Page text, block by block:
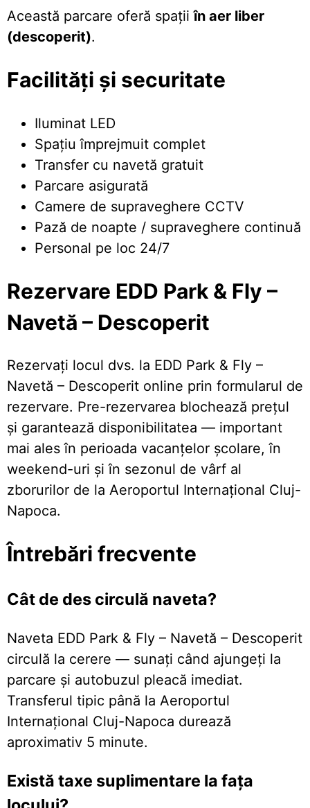
Această parcare oferă spațiiîn aer liber
(descoperit).
Facilități și securitate
Iluminat LED
Spațiu împrejmuit complet
Transfer cu navetă gratuit
Parcare asigurată
Camere de supraveghere CCTV
Pază de noapte / supraveghere continuă
Personal pe loc 24/7
Rezervare EDD Park & Fly –
Navetă – Descoperit
Rezervați locul dvs. la EDD Park & Fly –
Navetă – Descoperit online prin formularul de
rezervare. Pre-rezervarea blochează prețul
și garantează disponibilitatea — important
mai ales în perioada vacanțelor școlare, în
weekend-uri și în sezonul de vârf al
zborurilor de la Aeroportul Internațional Cluj-
Napoca.
Întrebări frecvente
Cât de des circulă naveta?
Naveta EDD Park & Fly – Navetă – Descoperit
circulă la cerere — sunați când ajungeți la
parcare și autobuzul pleacă imediat.
Transferul tipic până la Aeroportul
Internațional Cluj-Napoca durează
aproximativ 5 minute.
Există taxe suplimentare la fața